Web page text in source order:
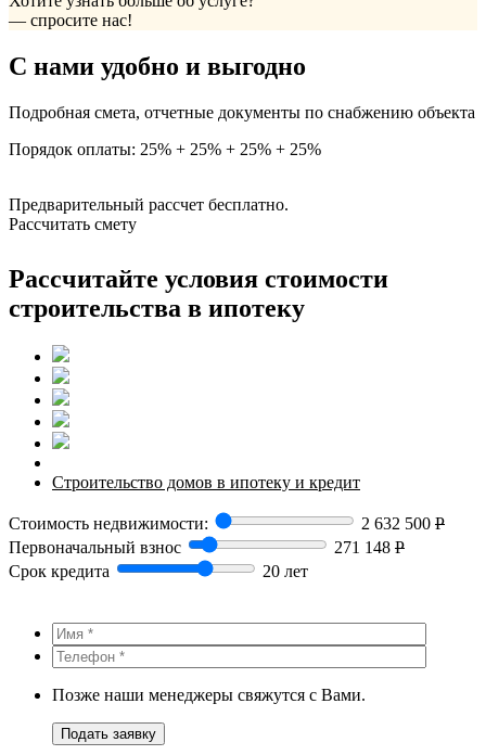
— спросите нас!
С нами удобно и выгодно
Подробная смета, отчетные документы по снабжению объекта
Порядок оплаты: 25% + 25% + 25% + 25%
Предварительный рассчет бесплатно.
Рассчитать смету
Рассчитайте условия стоимости
строительства в ипотеку
Строительство домов в ипотеку и кредит
Стоимость недвижимости: 2 632 500 Р
Первоначальный взнос
271 148 Р
Срок кредита
20 лет
Позже наши менеджеры свяжутся с Вами.
Подать заявку